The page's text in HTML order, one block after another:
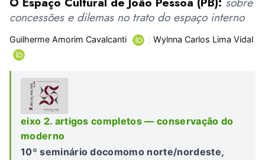
concessões e dilemas no trato do espaço interno
Guilherme Amorim Cavalcanti ; Wylnna Carlos Lima Vidal
eixo 2. artigos completos — conservação do
moderno
10º seminário docomomo norte/nordeste,